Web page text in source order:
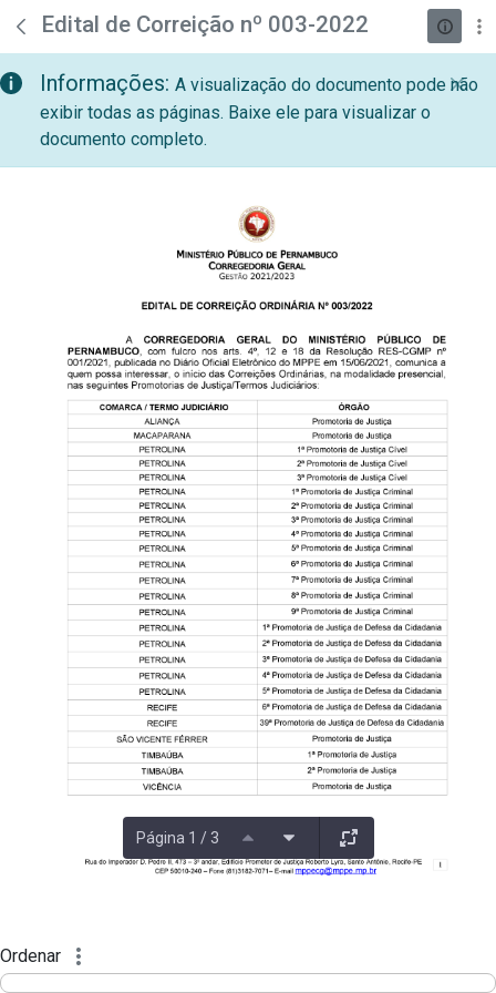
Pular para o Conteúdo principal
teste descricao
Edital de Correição nº 003-2022
Informações: A visualização do documento pode não
exibir todas as páginas. Baixe ele para visualizar o
documento completo.
Página 1 / 3
Ordenar